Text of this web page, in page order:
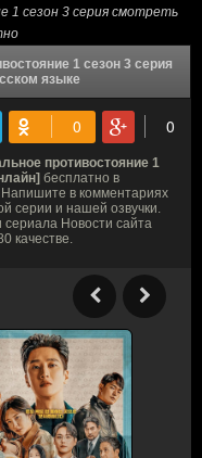
1 сезон 3 серия смотреть
1 сезон 3 серия
языке
противостояние 1
бесплатно в
в комментариях
серии и нашей озвучки.
Новости сайта
качестве.